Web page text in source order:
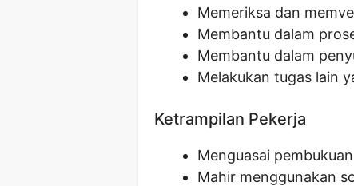
Memeriksa dan
Membantu dalam
Membantu dalam
Melakukan tugas lain
Ketrampilan Pekerja
Menguasai pembukuan
Mahir menggunakan